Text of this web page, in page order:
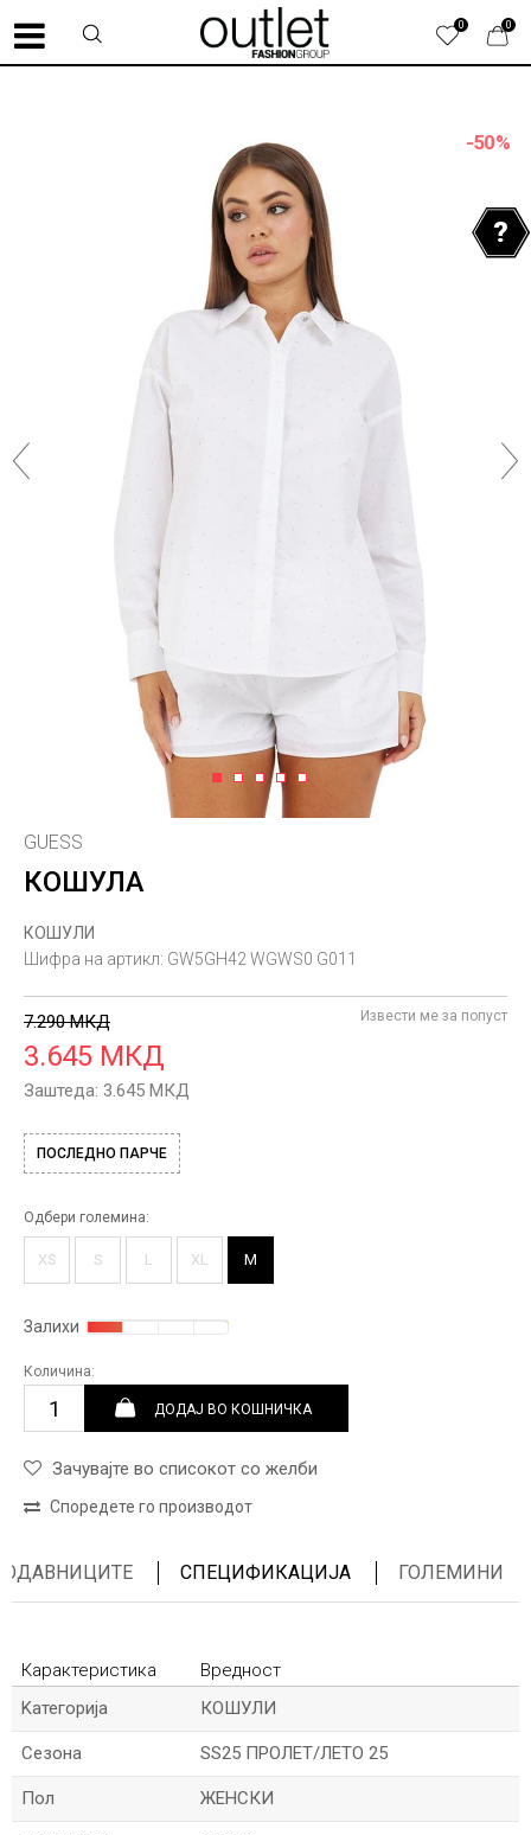
0
0
1 2 3 4 5
-50%
GUESS
КОШУЛА
КОШУЛИ
Шифра на артикл: GW5GH42 WGWS0 G011
7.290 МКД
3.645 МКД
Заштеда: 3.645 МКД
Извести ме за попуст
ПОСЛЕДНО ПАРЧЕ
Одбери големина:
XS S L XL M
Залихи
Количина:
ДОДАЈ ВО КОШНИЧКА
Зачувајте во списокот со желби
Споредете го производот
СПЕЦИФИКАЦИЈА ГОЛЕМИНИ
Карактеристика
Вредност
Kатегорија
КОШУЛИ
Сезона SS25 ПРОЛЕТ/ЛЕТО 25
Пол ЖЕНСКИ